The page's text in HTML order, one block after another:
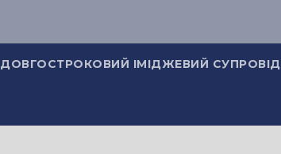
ДОВГОСТРОКОВИЙ ІМІДЖЕВИЙ СУПРОВІД